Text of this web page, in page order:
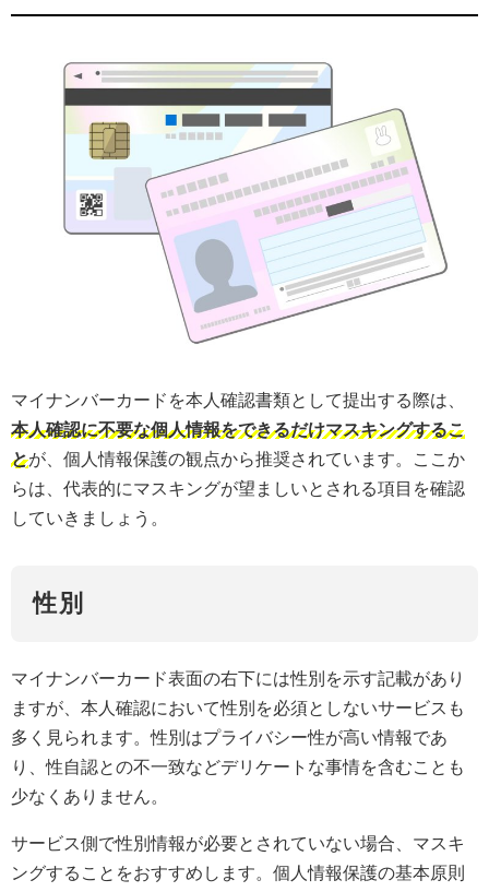
マイナンバーカードを本人確認書類として提出する際は、
本人確認に不要な個人情報をできるだけマスキングするこ
と​が、個人情報保護の観点から推奨されています。ここか
らは、代表的にマスキングが望ましいとされる項目を確認
していきましょう。
性別
マイナンバーカード表面の右下には性別を示す記載があり
ますが、本人確認において性別を必須としないサービスも
多く見られます。性別はプライバシー性が高い情報であ
り、性自認との不一致などデリケートな事情を含むことも
少なくありません。
サービス側で性別情報が必要とされていない場合、マスキ
ングすることをおすすめします。個人情報保護の基本原則